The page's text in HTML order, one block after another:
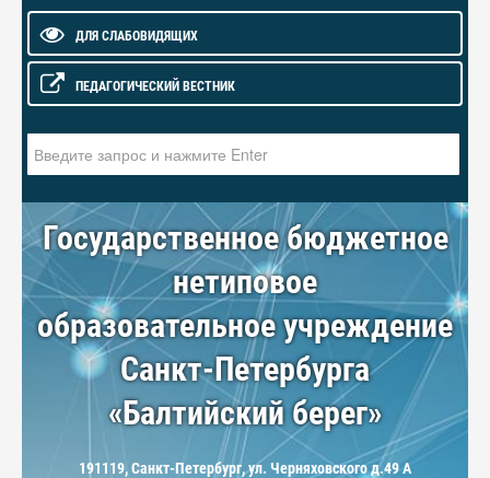
ДЛЯ СЛАБОВИДЯЩИХ
ПЕДАГОГИЧЕСКИЙ ВЕСТНИК
Государственное бюджетное
нетиповое
образовательное учреждение
Санкт-Петербурга
«Балтийский берег»
191119, Санкт-Петербург, ул. Черняховского д.49 А